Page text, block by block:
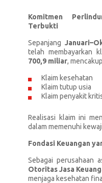
Komitmen
Terbukti
Sepanjang
telah membayarkan
700,9 miliar,
Klaim kesehatan
Klaim tutup usia
Klaim penyakit
Realisasi klaim ini
dalam memenuhi
Fondasi Keuangan
Sebagai perusahaan
Otoritas Jasa
menjaga kesehatan